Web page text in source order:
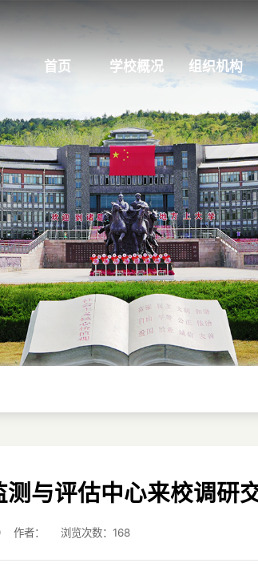
首页 学校概况 组织机构
与评估中心来校调研
作者： 浏览次数： 168